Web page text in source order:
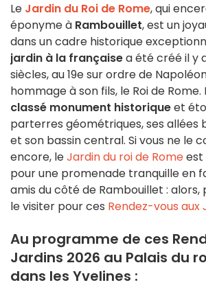
Le Jardin du Roi de Rome, qui
éponyme à Rambouillet, est un
dans un cadre historique
jardin à la françaisea été créé il y
siècles, au 19e sur ordre de
hommage à son fils, le Roi de
classé monument historiqueet
parterres géométriques, ses allées
et son bassin central. Si vous ne le
encore, leJardin du roi de Romeest
pour une promenade tranquille en
amis du côté de Rambouillet : alors,
le visiter pour ces Rendez-vous aux
Au programme de ces
Jardins 2026 au Palais du
dans les Yvelines :